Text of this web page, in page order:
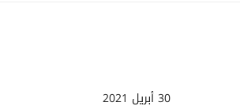
30 أبريل 2021